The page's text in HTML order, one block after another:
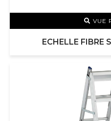
VUE
ECHELLE FIBRE